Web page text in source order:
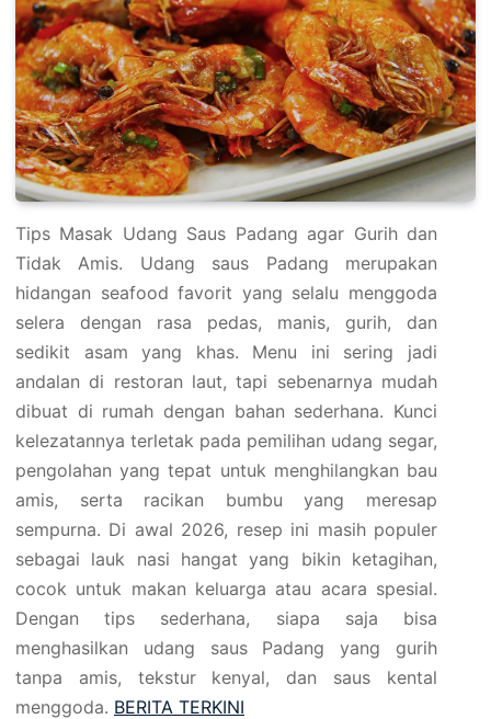
Tips Masak Udang Saus Padang agar Gurih dan
Tidak Amis. Udang saus Padang merupakan
hidangan seafood favorit yang selalu menggoda
selera dengan rasa pedas, manis, gurih, dan
sedikit asam yang khas. Menu ini sering jadi
andalan di restoran laut, tapi sebenarnya mudah
dibuat di rumah dengan bahan sederhana. Kunci
kelezatannya terletak pada pemilihan udang segar,
pengolahan yang tepat untuk menghilangkan bau
amis, serta racikan bumbu yang meresap
sempurna. Di awal 2026, resep ini masih populer
sebagai lauk nasi hangat yang bikin ketagihan,
cocok untuk makan keluarga atau acara spesial.
Dengan tips sederhana, siapa saja bisa
menghasilkan udang saus Padang yang gurih
tanpa amis, tekstur kenyal, dan saus kental
menggoda. BERITA TERKINI